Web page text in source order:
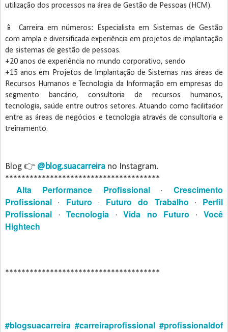
utilização dos processos na área de Gestão de Pessoas (HCM).
📱 Carreira em números: Especialista em Sistemas de Gestão
com ampla e diversificada experiência em projetos de implantação
de sistemas de gestão de pessoas.
+20 anos de experiência no mundo corporativo, sendo
+15 anos em Projetos de Implantação de Sistemas nas áreas de
Recursos Humanos e Tecnologia da Informação em empresas do
segmento bancário, consultoria de recursos humanos,
tecnologia, saúde entre outros setores. Atuando como facilitador
entre as áreas de negócios e tecnologia através de consultoria e
treinamento.
Blog 👉 @blog.suacarreira no Instagram.
**************************************
Alta Performance Profissional·Crescimento
Profissional· Futuro · Futuro do Trabalho · Perfil
Profissional
· Tecnologia · Vida no Futuro · Você
Hightech
**************************************
#blogsuacarreira #carreiraprofissional #profissionaldof